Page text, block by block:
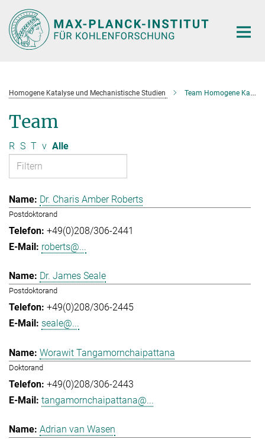
Hauptinhalt
Homogene Katalyse und Mechanistische Studien Team Homogene Katalyse und Mechanistische Studien
Team
R S T v Alle
Dr. Charis Amber Roberts
Postdoktorand
+49(0)208/306-2441
roberts@...
Dr. James Seale
Postdoktorand
+49(0)208/306-2445
seale@...
Worawit Tangamornchaipattana
Doktorand
+49(0)208/306-2443
tangamornchaipattana@...
Adrian van Wasen